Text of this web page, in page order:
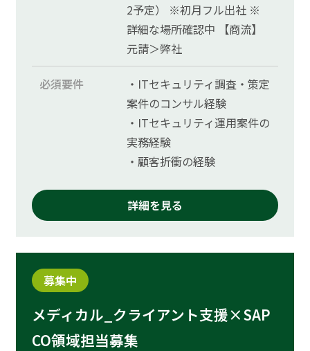
2予定） ※初月フル出社 ※
詳細な場所確認中 【商流】
元請＞弊社
必須要件
・ITセキュリティ調査・策定
案件のコンサル経験
・ITセキュリティ運用案件の
実務経験
・顧客折衝の経験
詳細を見る
募集中
メディカル_クライアント支援×SAP
CO領域担当募集